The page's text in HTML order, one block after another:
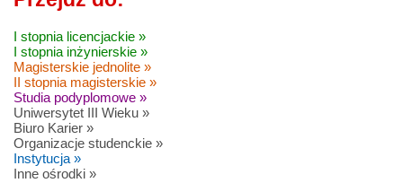
I stopnia licencjackie »
I stopnia inżynierskie »
Magisterskie jednolite »
II stopnia magisterskie »
Studia podyplomowe »
Uniwersytet III Wieku »
Biuro Karier »
Organizacje studenckie »
Instytucja »
Inne ośrodki »